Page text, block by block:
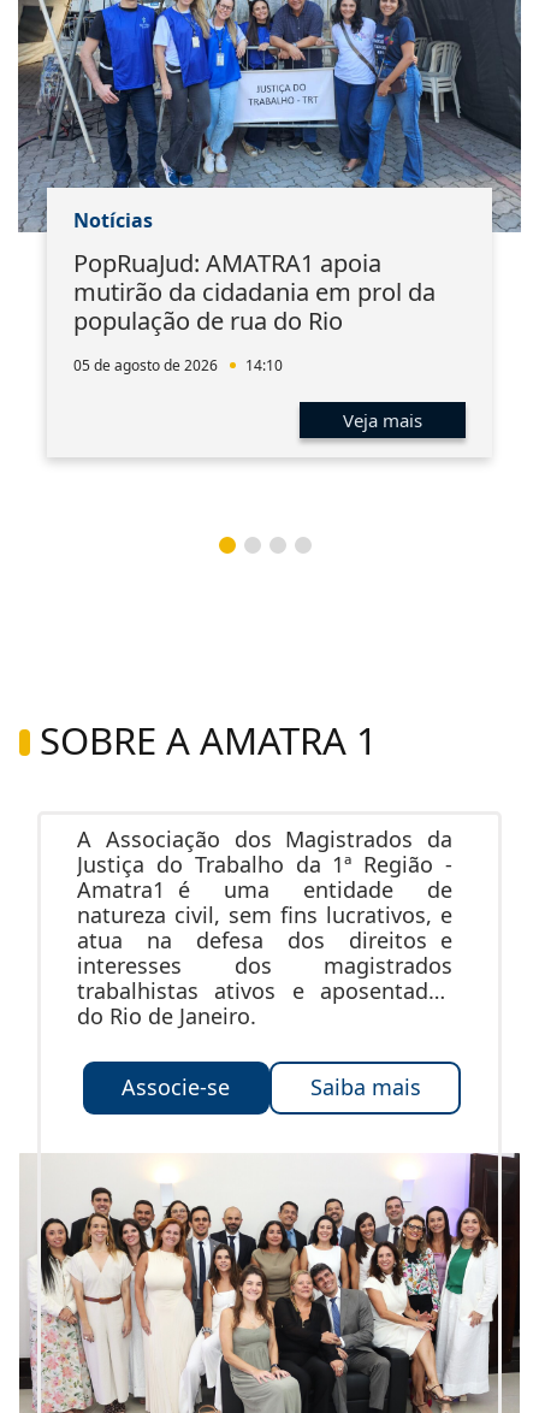
Notícias
PopRuaJud: AMATRA1 apoia
mutirão da cidadania em prol da
população de rua do Rio
05 de agosto de 2026 14:10
Veja mais
SOBRE A AMATRA 1
A Associação dos Magistrados da
Justiça do Trabalho da 1ª Região -
Amatra1 é uma entidade de
natureza civil, sem fins lucrativos, e
atua na defesa dos direitos e
interesses dos magistrados
trabalhistas ativos e aposentados
do Rio de Janeiro.
Associe-se Saiba mais